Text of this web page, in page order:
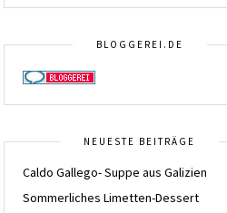
BLOGGEREI.DE
NEUESTE BEITRÄGE
Caldo Gallego- Suppe aus Galizien
Sommerliches Limetten-Dessert